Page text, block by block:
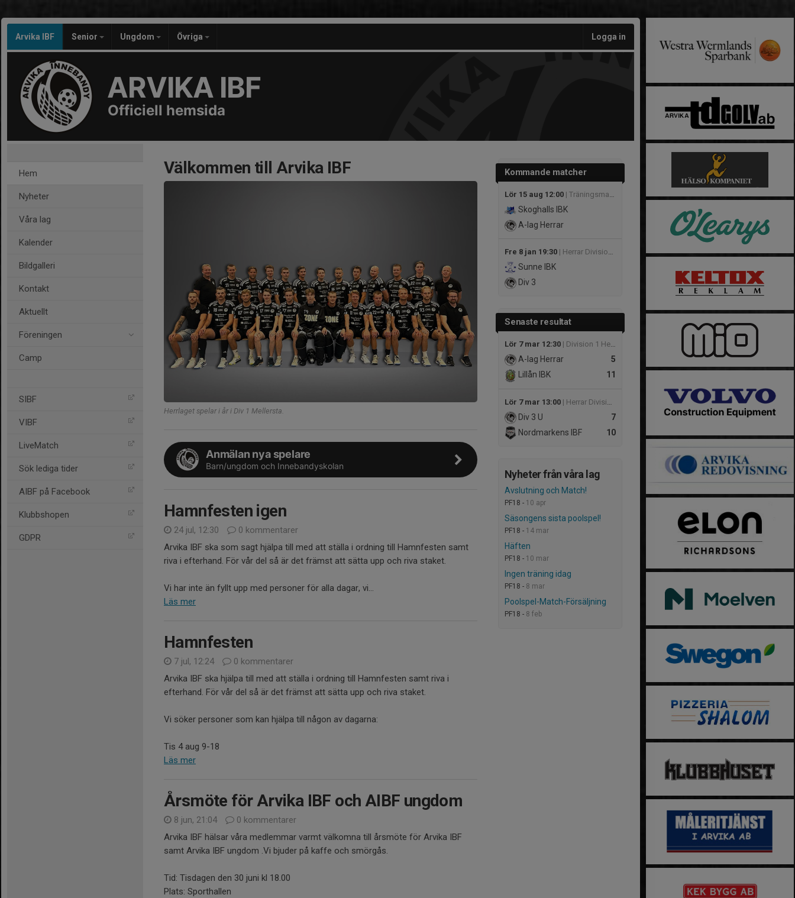
Arvika IBF Senior Ungdom Övriga Logga in
ARVIKA IBF
Officiell hemsida
Hem
Nyheter
Våra lag
Kalender
Bildgalleri
Kontakt
Aktuellt
Föreningen
Camp
SIBF
VIBF
LiveMatch
Sök lediga tider
AIBF på Facebook
Klubbshopen
GDPR
Kommande matcher
Lör 15 aug 12:00 | Träningsmatcher
Skoghalls IBK
A-lag Herrar
Fre 8 jan 19:30 | Herrar Division 3
Sunne IBK
Div 3
Senaste resultat
Lör 7 mar 12:30 | Division 1 Herrar Mellersta
5
A-lag Herrar
11
Lillån IBK
Lör 7 mar 13:00 | Herrar Division 3
7
Div 3 U
10
Nordmarkens IBF
Nyheter från våra lag
Avslutning och Match!
PF18 - 10 apr
Säsongens sista poolspel!
PF18 - 14 mar
Häften
PF18 - 10 mar
Ingen träning idag
PF18 - 8 mar
Poolspel-Match-Försäljning
PF18 - 8 feb
Välkommen till Arvika IBF
Herrlaget spelar i år i Div 1 Mellersta.
Anmälan nya spelare
Barn/ungdom och Innebandyskolan
Hamnfesten igen
24 jul, 12:30
0 kommentarer
Arvika IBF ska som sagt hjälpa till med att ställa i ordning till Hamnfesten samt
riva i efterhand. För vår del så är det främst att sätta upp och riva staket.
Vi har inte än fyllt upp med personer för alla dagar, vi...
Läs mer
Hamnfesten
7 jul, 12:24
0 kommentarer
Arvika IBF ska hjälpa till med att ställa i ordning till Hamnfesten samt riva i
efterhand. För vår del så är det främst att sätta upp och riva staket.
Vi söker personer som kan hjälpa till någon av dagarna:
Tis 4 aug 9-18
Läs mer
Årsmöte för Arvika IBF och AIBF ungdom
8 jun, 21:04
0 kommentarer
Arvika IBF hälsar våra medlemmar varmt välkomna till årsmöte för Arvika IBF
samt Arvika IBF ungdom .Vi bjuder på kaffe och smörgås.
Tid: Tisdagen den 30 juni kl 18.00
Plats: Sporthallen